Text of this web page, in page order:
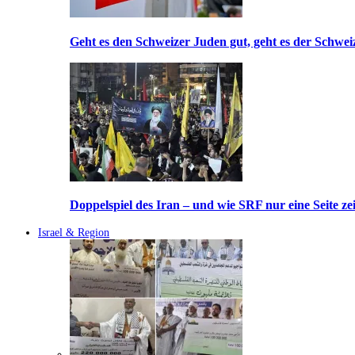
Geht es den Schweizer Juden gut, geht es der
Doppelspiel des Iran – und wie SRF nur eine Seite
Israel & Region